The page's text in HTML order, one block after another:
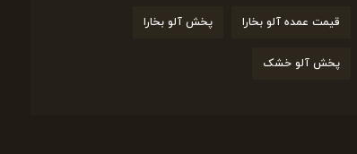
قیمت عمده آلو بخارا پخش آلو بخارا
پخش آلو خشک